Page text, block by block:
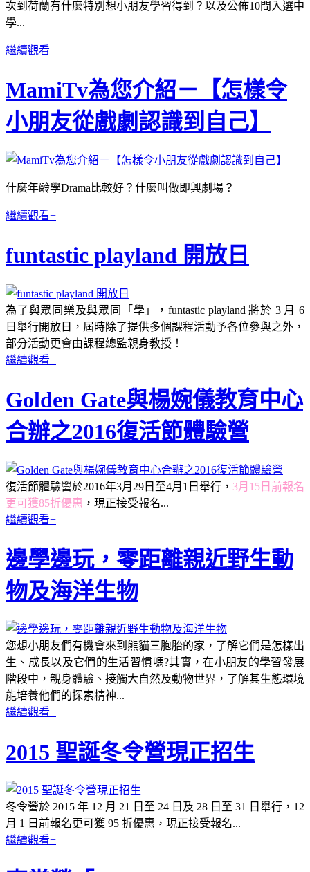
次到荷蘭有什麼特別想小朋友學習得到？以及公佈10間入選中
學...
繼續觀看+
MamiTv為您介紹－【怎樣令
小朋友從戲劇認識到自己】
什麼年齡學Drama比較好？什麼叫做即興劇場？
繼續觀看+
funtastic playland 開放日
為了與眾同樂及與眾同「學」，funtastic playland 將於 3 月 6
日舉行開放日，屆時除了提供多個課程活動予各位參與之外，
部分活動更會由課程總監親身教授！
繼續觀看+
Golden Gate與楊婉儀教育中心
合辦之2016復活節體驗營
復活節體驗營於2016年3月29日至4月1日舉行， 3月15日前報名
更可獲85折優惠 ，現正接受報名...
繼續觀看+
邊學邊玩，零距離親近野生動
物及海洋生物
您想小朋友們有機會來到熊貓三胞胎的家，了解它們是怎樣出
生、成長以及它們的生活習慣嗎?其實，在小朋友的學習發展
階段中，親身體驗、接觸大自然及動物世界，了解其生態環境
能培養他們的探索精神...
繼續觀看+
2015 聖誕冬令營現正招生
冬令營於 2015 年 12 月 21 日至 24 日及 28 日至 31 日舉行，12
月 1 日前報名更可獲 95 折優惠，現正接受報名...
繼續觀看+